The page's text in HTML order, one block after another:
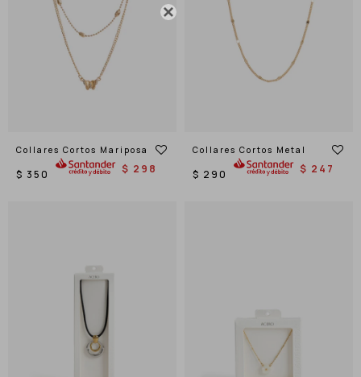

Collares Cortos Mariposa
$ 350 $ 298
Collares Cortos Metal
$ 290 $ 247